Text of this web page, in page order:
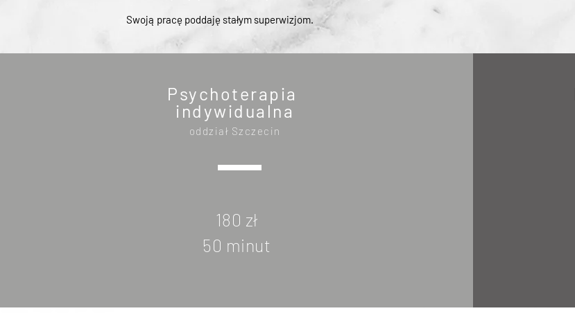
Swoją pracę poddaję stałym superwizjom.
Psychoterapia
indywidualna
oddział Szczecin
180 zł
50 minut